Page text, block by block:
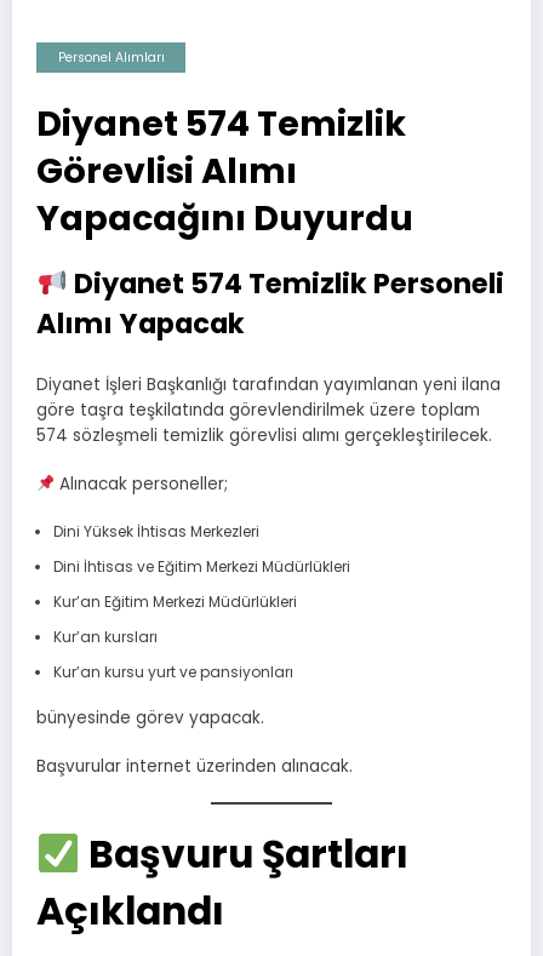
Personel Alımları
Diyanet 574 Temizlik
Görevlisi Alımı
Yapacağını Duyurdu
Diyanet 574 Temizlik Personeli
Alımı Yapacak
Diyanet İşleri Başkanlığı tarafından yayımlanan yeni ilana
göre taşra teşkilatında görevlendirilmek üzere toplam
574 sözleşmeli temizlik görevlisi alımı gerçekleştirilecek.
Alınacak personeller;
Dini Yüksek İhtisas Merkezleri
Dini İhtisas ve Eğitim Merkezi Müdürlükleri
Kur’an Eğitim Merkezi Müdürlükleri
Kur’an kursları
Kur’an kursu yurt ve pansiyonları
bünyesinde görev yapacak.
Başvurular internet üzerinden alınacak.
Başvuru Şartları
Açıklandı